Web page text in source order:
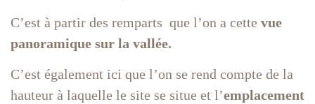
C’est à partir des remparts que l’on a cette vue
panoramique sur la vallée.
C’est également ici que l’on se rend compte de la
hauteur à laquelle le site se situe et l’emplacement